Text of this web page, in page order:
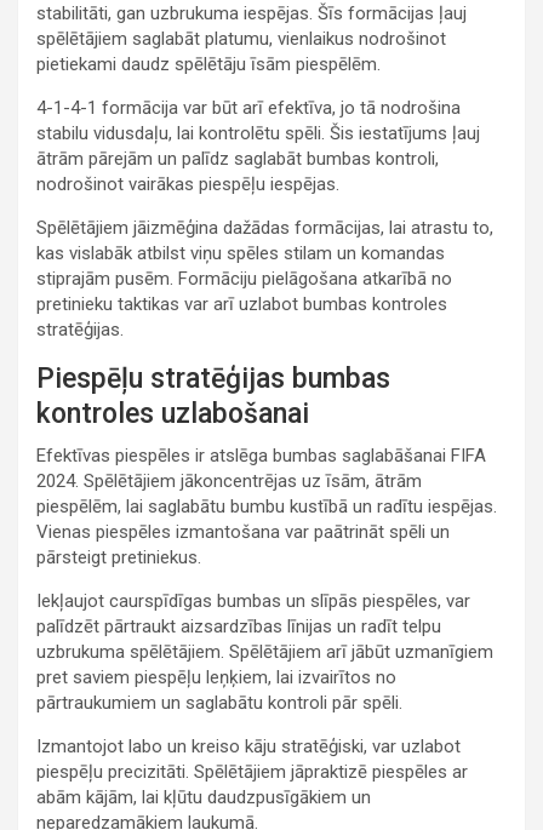
stabilitāti, gan uzbrukuma iespējas. Šīs formācijas ļauj
spēlētājiem saglabāt platumu, vienlaikus nodrošinot
pietiekami daudz spēlētāju īsām piespēlēm.
4-1-4-1 formācija var būt arī efektīva, jo tā nodrošina
stabilu vidusdaļu, lai kontrolētu spēli. Šis iestatījums ļauj
ātrām pārejām un palīdz saglabāt bumbas kontroli,
nodrošinot vairākas piespēļu iespējas.
Spēlētājiem jāizmēģina dažādas formācijas, lai atrastu to,
kas vislabāk atbilst viņu spēles stilam un komandas
stiprajām pusēm. Formāciju pielāgošana atkarībā no
pretinieku taktikas var arī uzlabot bumbas kontroles
stratēģijas.
Piespēļu stratēģijas bumbas
kontroles uzlabošanai
Efektīvas piespēles ir atslēga bumbas saglabāšanai FIFA
2024. Spēlētājiem jākoncentrējas uz īsām, ātrām
piespēlēm, lai saglabātu bumbu kustībā un radītu iespējas.
Vienas piespēles izmantošana var paātrināt spēli un
pārsteigt pretiniekus.
Iekļaujot caurspīdīgas bumbas un slīpās piespēles, var
palīdzēt pārtraukt aizsardzības līnijas un radīt telpu
uzbrukuma spēlētājiem. Spēlētājiem arī jābūt uzmanīgiem
pret saviem piespēļu leņķiem, lai izvairītos no
pārtraukumiem un saglabātu kontroli pār spēli.
Izmantojot labo un kreiso kāju stratēģiski, var uzlabot
piespēļu precizitāti. Spēlētājiem jāpraktizē piespēles ar
abām kājām, lai kļūtu daudzpusīgākiem un
neparedzamākiem laukumā.